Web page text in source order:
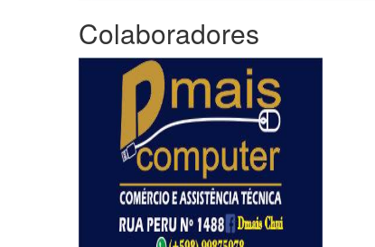
Colaboradores